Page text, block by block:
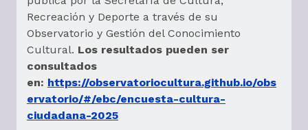
Recreación y Deporte a través de su
Observatorio y Gestión del Conocimiento
Cultural. Los resultados pueden ser
consultados
en: https://observatoriocultura.github.io/obs
ervatorio/#/ebc/encuesta-cultura-
ciudadana-2025